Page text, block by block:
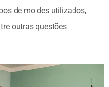
de moldes utilizados,
outras questões